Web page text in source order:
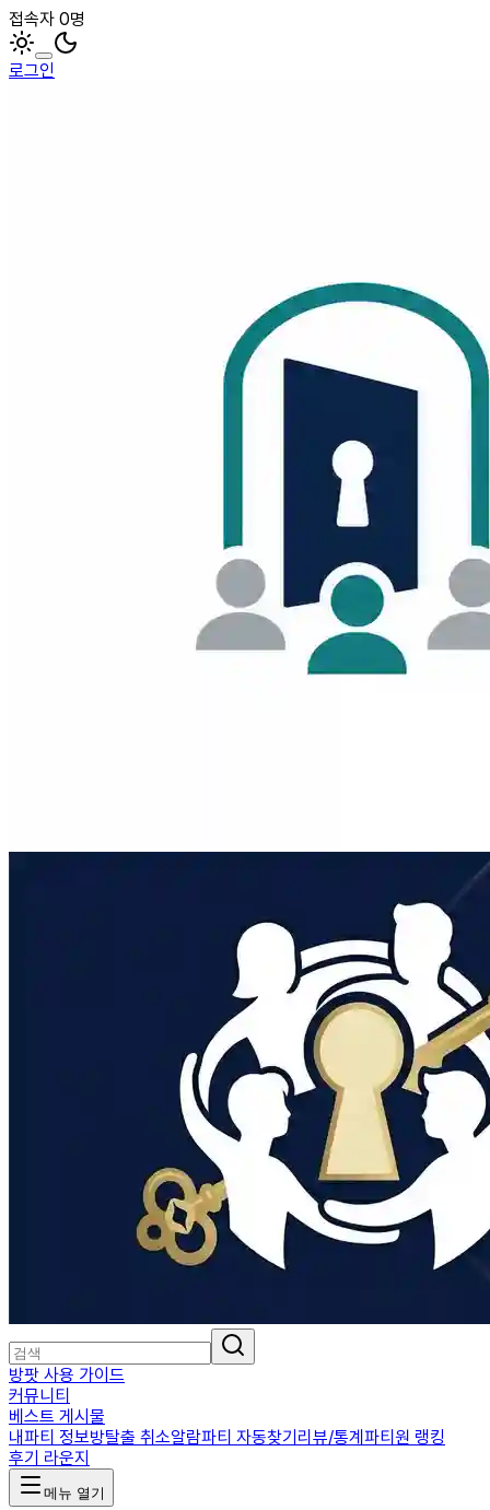
접속자 0명
로그인
방팟 사용 가이드
커뮤니티
베스트 게시물
내파티 정보방탈출 취소알람파티 자동찾기리뷰/통계파티원 랭킹
후기 라운지
메뉴 열기